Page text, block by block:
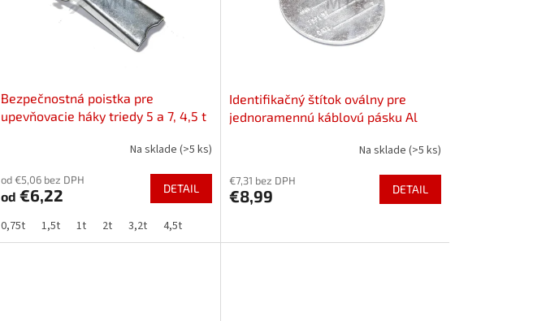
Bezpečnostná poistka pre
upevňovacie háky triedy 5 a 7, 4,5 t
Na sklade (>5 ks)
od €5,06 bez DPH
od €6,22 DETAIL
0,75t 1,5t 1t 2t 3,2t 4,5t
Identifikačný štítok oválny pre
jednoramennú káblovú pásku Al
Na sklade (>5 ks)
€7,31 bez DPH
€8,99 DETAIL